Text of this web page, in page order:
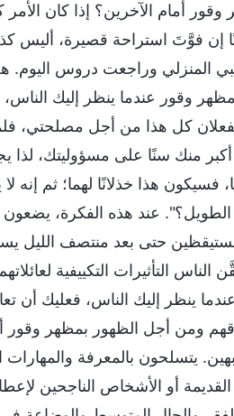
أمام الآخرين؟ إذا كان
إن فوَّتَ استراحة قصيرة، أليس
المنزلي وراجعت دروس اليوم.
وقور عندما ينظر إليك الناس،
كل هذا من أجل مصلحتي،
منك سنًا على مسؤوليتك، لذا
فسيكون هذا خذلانًا لهما؛ ثم
الطويل؟". عند هذه الفكرة،
حتى بعد منتصف الليل
الناس التأثيرات التكييفية
ينظر إليك الناس، فعليك أن
ومن أجل الظهور بمظهر وقور
يتسلحون بالمعرفة
أو الأشخاص الناجحين